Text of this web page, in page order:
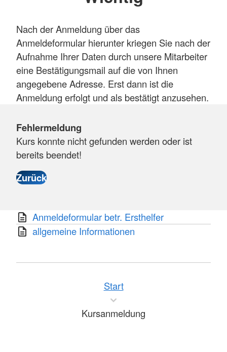
Nach der Anmeldung über das
Anmeldeformular hierunter kriegen Sie nach der
Aufnahme Ihrer Daten durch unsere Mitarbeiter
eine Bestätigungsmail auf die von Ihnen
angegebene Adresse. Erst dann ist die
Anmeldung erfolgt und als bestätigt anzusehen.
Fehlermeldung
Kurs konnte nicht gefunden werden oder ist
bereits beendet!
Anmeldeformular betr. Ersthelfer
allgemeine Informationen
Start
Kursanmeldung